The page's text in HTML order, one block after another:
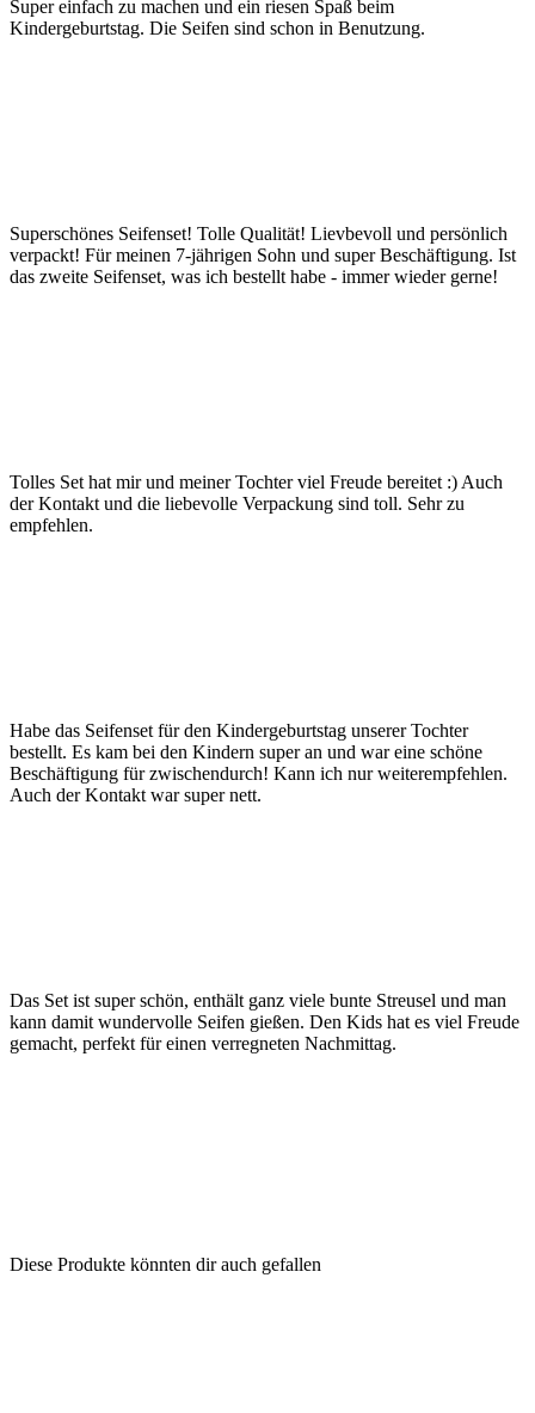
Super einfach zu machen und ein riesen Spaß beim
Kindergeburtstag. Die Seifen sind schon in Benutzung.
Superschönes Seifenset! Tolle Qualität! Lievbevoll und persönlich
verpackt! Für meinen 7-jährigen Sohn und super Beschäftigung. Ist
das zweite Seifenset, was ich bestellt habe - immer wieder gerne!
Tolles Set hat mir und meiner Tochter viel Freude bereitet :) Auch
der Kontakt und die liebevolle Verpackung sind toll. Sehr zu
empfehlen.
Habe das Seifenset für den Kindergeburtstag unserer Tochter
bestellt. Es kam bei den Kindern super an und war eine schöne
Beschäftigung für zwischendurch! Kann ich nur weiterempfehlen.
Auch der Kontakt war super nett.
Das Set ist super schön, enthält ganz viele bunte Streusel und man
kann damit wundervolle Seifen gießen. Den Kids hat es viel Freude
gemacht, perfekt für einen verregneten Nachmittag.
Diese Produkte könnten dir auch gefallen